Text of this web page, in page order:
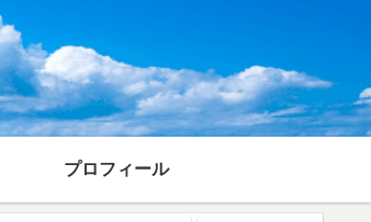
プロフィール